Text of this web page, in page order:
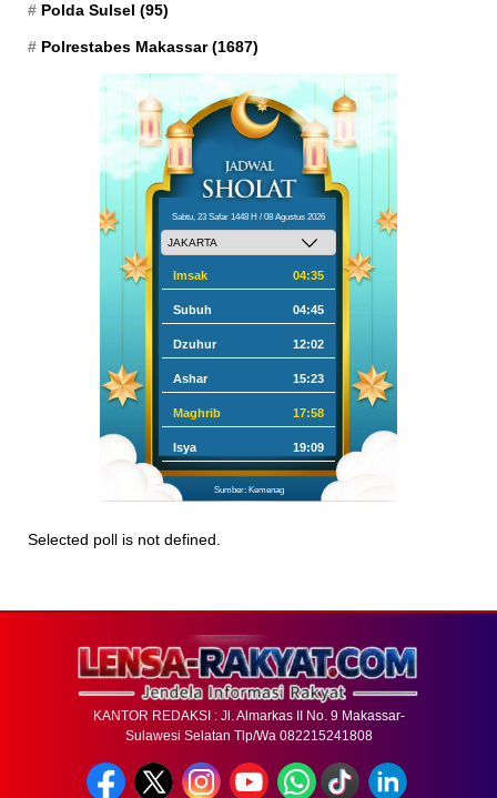
Polda Sulsel (95)
Polrestabes Makassar(1687)
Sabtu, 23 Safar 1448 H / 08 Agustus 2026
Imsak 04:35
Subuh 04:45
Dzuhur 12:02
Ashar 15:23
Maghrib 17:58
Isya 19:09
Sumber: Kemenag
Selected poll is not defined.
KANTOR REDAKSI : Jl. Almarkas II No. 9 Makassar-
Sulawesi Selatan Tlp/Wa 082215241808